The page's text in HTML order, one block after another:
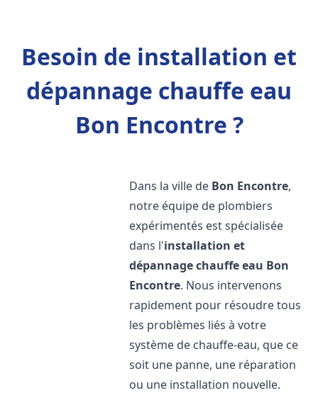
Besoin de installation et
dépannage chauffe eau
Bon Encontre ?
Dans la ville de Bon Encontre,
notre équipe de plombiers
expérimentés est spécialisée
dans l'installation et
dépannage chauffe eau Bon
Encontre. Nous intervenons
rapidement pour résoudre tous
les problèmes liés à votre
système de chauffe-eau, que ce
soit une panne, une réparation
ou une installation nouvelle.